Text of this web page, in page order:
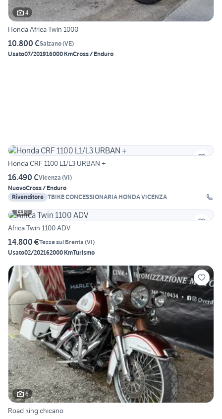
4
Honda Africa Twin 1000
10.800 €Salzano(VE)
Usato07/201916000 KmCross / Enduro
Honda CRF 1100 L1/L3 URBAN +
16.490 €Vicenza (VI)
NuovoCross / Enduro
Rivenditore TBIKE CONCESSIONARIA HONDA VICENZA
6
Africa Twin 1100 ADV
14.800 €Tezze sul Brenta (VI)
Usato02/202162000 KmTurismo
6
Road king chicano